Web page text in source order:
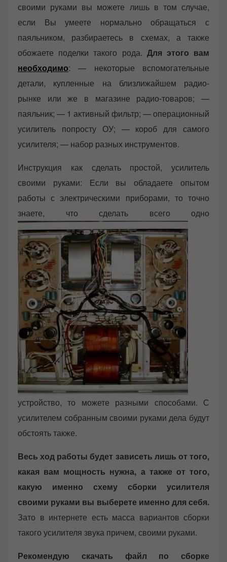
своими руками вы можете лишь в том случае,
если Вы умеете нормально обращаться с
паяльником, разбираетесь в схемах, а также
обожаете поделки такого рода. Для этого вам
необходимо: — некоторые вспомогательные
детали, купленные на близлижайшем радио-
рынке или же в магазине радио-товаров; —
паяльник; — 1 активный фильтр; — операционный
усилитель попросту ОУ; — короб для самого
усилителя; — набор разных инструментов.
Инструкция как сделать простой, усилитель
своими руками: Если вы обладаете опытом
работы с электрическими приборами, то точно
знаете, что сделать всего одно
устройство, то можете разными способами. С
усилителем собранным своими руками дела будут
обстоять также.
Весь ход работы будет зависеть лишь от того,
какая вам мощность нужна, а также от того,
какую именно схему сборки усилителя
своими руками вы выберете именно для себя.
Зато в интернете есть масса вариантов сборки
такого усилителя звука причем, своими руками.
Рекомендую скачать файл по сборке